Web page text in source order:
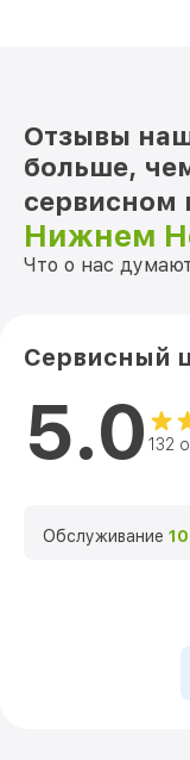
Отзывы
больше,
сервисном
Нижнем
Что о нас
Сервисный
5.0 132
Обслуживание